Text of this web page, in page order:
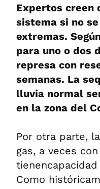
Expertos creen
sistema si no
extremas.
para uno o dos
represa con
semanas. La
lluvia normal
en la zona del
Por otra parte,
gas, a veces
Como